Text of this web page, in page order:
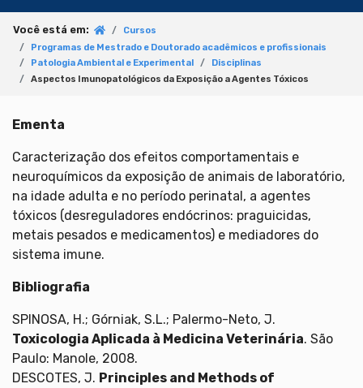
Você está em:
Cursos
Programas de Mestrado e Doutorado acadêmicos e profissionais
Patologia Ambiental e Experimental
Disciplinas
Aspectos Imunopatológicos da Exposição a Agentes Tóxicos
Ementa
Caracterização dos efeitos comportamentais e
neuroquímicos da exposição de animais de laboratório,
na idade adulta e no período perinatal, a agentes
tóxicos (desreguladores endócrinos: praguicidas,
metais pesados e medicamentos) e mediadores do
sistema imune.
Bibliografia
SPINOSA, H.; Górniak, S.L.; Palermo-Neto, J.
Toxicologia Aplicada à Medicina Veterinária. São
Paulo: Manole, 2008.
DESCOTES, J. Principles and Methods of